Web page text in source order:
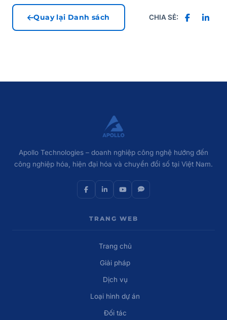
Quay lại Danh sách CHIA SẺ:
Apollo Technologies – doanh nghiệp công nghệ hướng đến
công nghiệp hóa, hiện đại hóa và chuyển đổi số tại Việt Nam.
TRANG WEB
Trang chủ
Giải pháp
Dịch vụ
Loại hình dự án
Đối tác